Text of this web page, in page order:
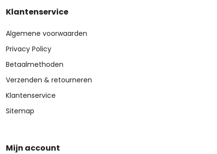
Klantenservice
Algemene voorwaarden
Privacy Policy
Betaalmethoden
Verzenden & retourneren
Klantenservice
Sitemap
Mijn account